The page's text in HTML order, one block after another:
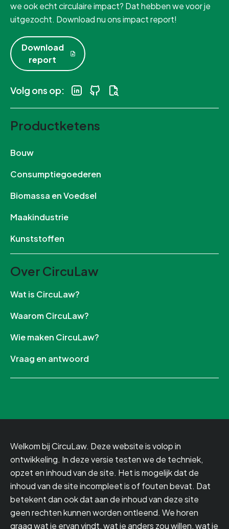
we ook echt circulaire impact? Dat hebben we voor je
uitgezocht. Download nu ons impact report!
Download
report
Volg ons op:
Productketens
Bouw
Consumptiegoederen
Biomassa en Voedsel
Maakindustrie
Kunststoffen
Over CircuLaw
Wat is CircuLaw?
Waarom CircuLaw?
Wie maken CircuLaw?
Vraag en antwoord
Welkom bij CircuLaw. Deze website is volop in
ontwikkeling. In deze versie testen we de techniek,
opzet en inhoud van de site. Het is mogelijk dat de
inhoud van de site incompleet is of fouten bevat. Dat
betekent dan ook dat aan de inhoud van deze site
geen rechten kunnen worden ontleend. We horen
graag wat je ervan vindt, wat je anders zou willen, wat je